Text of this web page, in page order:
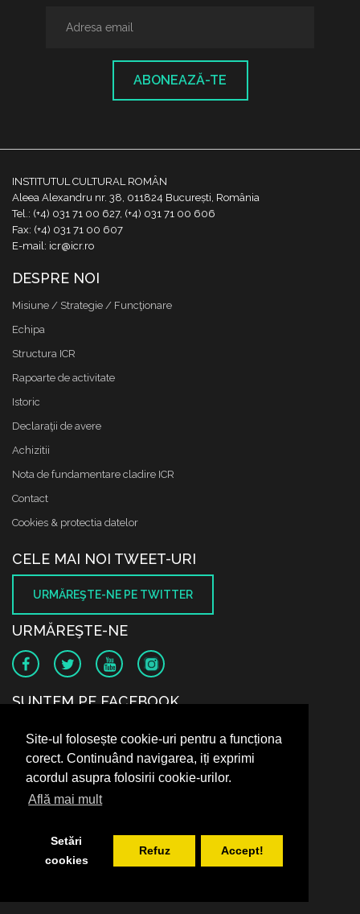
Site-ul folosește cookie-uri pentru a funcționa
corect. Continuând navigarea, iți exprimi
acordul asupra folosirii cookie-urilor.
Află mai mult
Setări
cookies
Refuz Accept!
ABONEAZĂ-TE
INSTITUTUL CULTURAL ROMÂN
Aleea Alexandru nr. 38, 011824 București, România
Tel.: (+4) 031 71 00 627, (+4) 031 71 00 606
Fax: (+4) 031 71 00 607
E-mail: icr@icr.ro
DESPRE NOI
Misiune / Strategie / Funcţionare
Echipa
Structura ICR
Rapoarte de activitate
Istoric
Declaraţii de avere
Achizitii
Nota de fundamentare cladire ICR
Contact
Cookies & protectia datelor
CELE MAI NOI TWEET-URI
URMĂREŞTE-NE PE TWITTER
URMĂREŞTE-NE
SUNTEM PE FACEBOOK